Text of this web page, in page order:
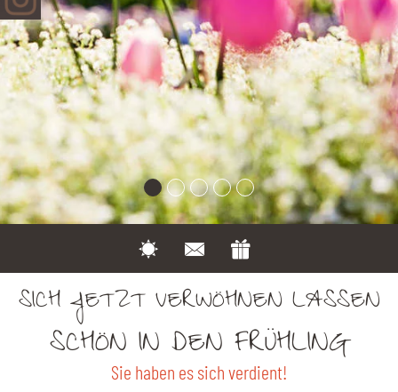
SICH JETZT VERWÖHNEN LASSEN
SCHÖN IN DEN FRÜHLING
Sie haben es sich verdient!